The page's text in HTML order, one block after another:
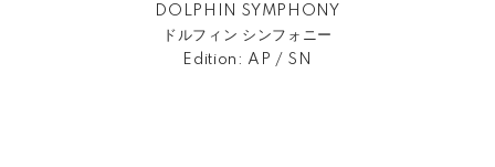
DOLPHIN SYMPHONY
ドルフィン シンフォニー
Edition: AP / SN